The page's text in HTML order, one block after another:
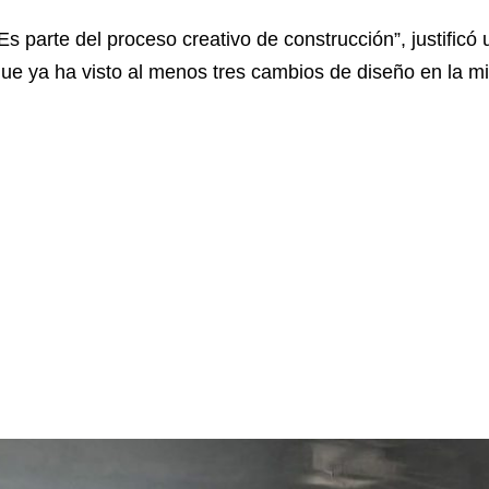
parte del proceso creativo de construcción”,
ya ha visto al menos tres cambios de diseño en la